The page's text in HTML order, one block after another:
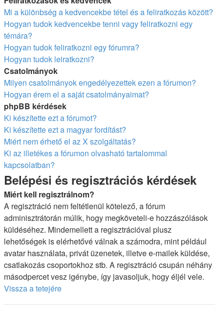
Mi a különbség a kedvencekbe tétel és a feliratkozás között?
Hogyan tudok kedvencekbe tenni vagy feliratkozni egy
témára?
Hogyan tudok feliratkozni egy fórumra?
Hogyan tudok leiratkozni?
Csatolmányok
Milyen csatolmányok engedélyezettek ezen a fórumon?
Hogyan érem el a saját csatolmányaimat?
phpBB kérdések
Ki készítette ezt a fórumot?
Ki készítette ezt a magyar fordítást?
Miért nem érhető el az X szolgáltatás?
Ki az illetékes a fórumon olvasható tartalommal
kapcsolatban?
Belépési és regisztrációs kérdések
Miért kell regisztrálnom?
A regisztráció nem feltétlenül kötelező, a fórum
adminisztrátorán múlik, hogy megköveteli-e hozzászólások
küldéséhez. Mindemellett a regisztrációval plusz
lehetőségek is elérhetővé válnak a számodra, mint például
avatar használata, privát üzenetek, illetve e-mailek küldése,
csatlakozás csoportokhoz stb. A regisztráció csupán néhány
másodpercet vesz igénybe, így javasoljuk, hogy éljél vele.
Vissza a tetejére